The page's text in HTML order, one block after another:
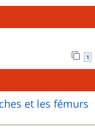
1
et les fémurs